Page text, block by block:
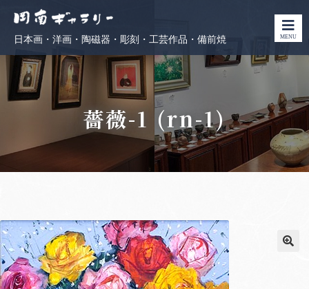
日本画・洋画・陶磁器・彫刻・工芸作品・備前焼 MENU
薔薇-1 (rn-1)